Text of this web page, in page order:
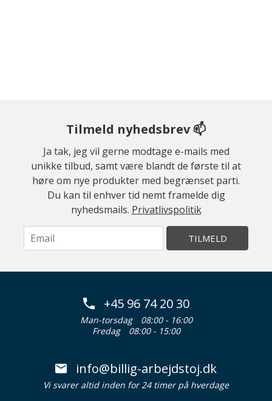
Tilmeld nyhedsbrev 📫
Ja tak, jeg vil gerne modtage e-mails med
unikke tilbud, samt være blandt de første til at
høre om nye produkter med begrænset parti.
Du kan til enhver tid nemt framelde dig
nyhedsmails. Privatlivspolitik
TILMELD
+45 96 74 20 30
Man-torsdag
08:00 - 16:00
Fredag
08:00 - 15:00
info@billig-arbejdstoj.dk
Vi svarer altid inden for 24 timer på hverdage